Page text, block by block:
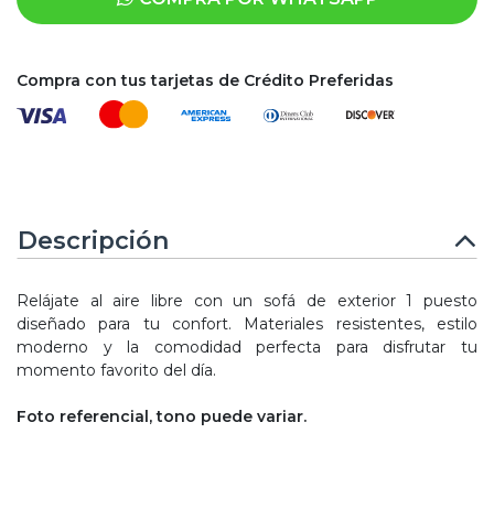
Compra con tus tarjetas de Crédito Preferidas
Descripción
Relájate al aire libre con un sofá de exterior 1 puesto
diseñado para tu confort. Materiales resistentes, estilo
moderno y la comodidad perfecta para disfrutar tu
momento favorito del día.
Foto referencial, tono puede variar.